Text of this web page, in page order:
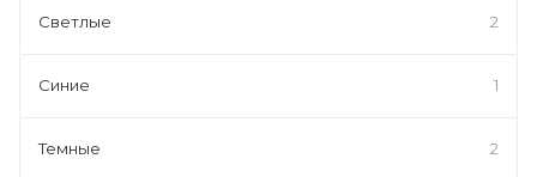
Светлые 2
Синие 1
Темные 2